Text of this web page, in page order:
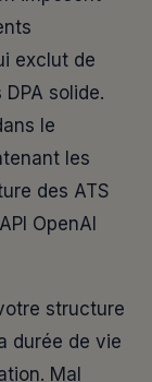
exclut de
solide.
le
les
des ATS
OpenAI
structure
durée de vie
Mal